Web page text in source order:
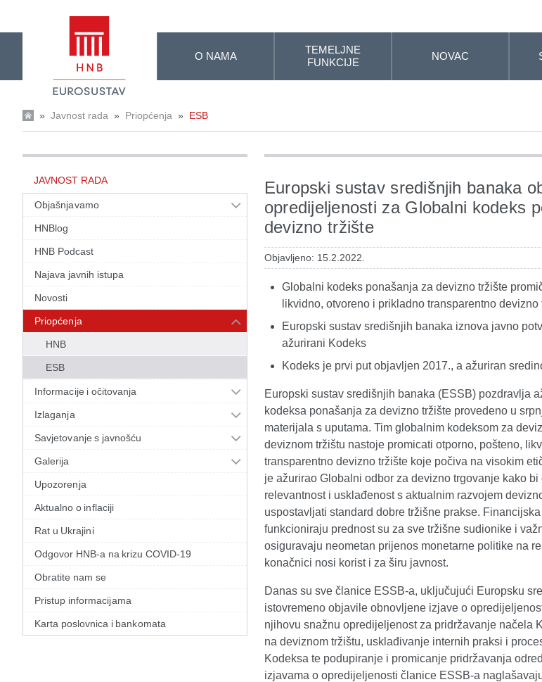
O NAMA
TEMELJNE
FUNKCIJE
NOVAC
» Javnost rada » Priopćenja » ESB
JAVNOST RADA
Objašnjavamo
HNBlog
HNB Podcast
Najava javnih istupa
Novosti
Priopćenja
HNB
ESB
Informacije i očitovanja
Izlaganja
Savjetovanje s javnošću
Galerija
Upozorenja
Aktualno o inflaciji
Rat u Ukrajini
Odgovor HNB-a na krizu COVID-19
Obratite nam se
Pristup informacijama
Karta poslovnica i bankomata
Europski sustav središnjih banaka
opredijeljenosti za Globalni kodeks
devizno tržište
Objavljeno: 15.2.2022.
Globalni kodeks ponašanja za devizno tržište
likvidno, otvoreno i prikladno transparentno devizno
Europski sustav središnjih banaka iznova javno
ažurirani Kodeks
Kodeks je prvi put objavljen 2017., a ažuriran
Europski sustav središnjih banaka (ESSB) pozdravlja
kodeksa ponašanja za devizno tržište provedeno u
materijala s uputama. Tim globalnim kodeksom za
deviznom tržištu nastoje promicati otporno, pošteno,
transparentno devizno tržište koje počiva na visokim
je ažurirao Globalni odbor za devizno trgovanje kako
relevantnost i usklađenost s aktualnim razvojem
uspostavljati standard dobre tržišne prakse.
funkcioniraju prednost su za sve tržišne sudionike i
osiguravaju neometan prijenos monetarne politike na
konačnici nosi korist i za širu javnost.
Danas su sve članice ESSB-a, uključujući Europsku
istovremeno objavile obnovljene izjave o
njihovu snažnu opredijeljenost za pridržavanje načela
na deviznom tržištu, usklađivanje internih praksi i
Kodeksa te podupiranje i promicanje pridržavanja
izjavama o opredijeljenosti članice ESSB-a